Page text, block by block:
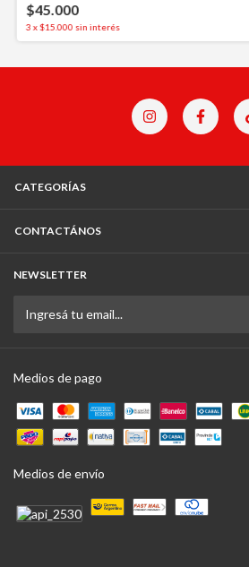
$45.000
3 x$15.000 sin interés
CATEGORÍAS
CONTACTÁNOS
NEWSLETTER
Medios de pago
Medios de envío